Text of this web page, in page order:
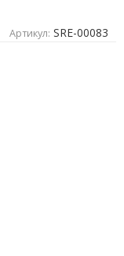
Артикул: SRE-00083